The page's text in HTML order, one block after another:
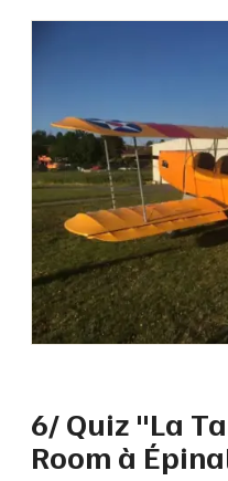
6/ Quiz "La
Room à